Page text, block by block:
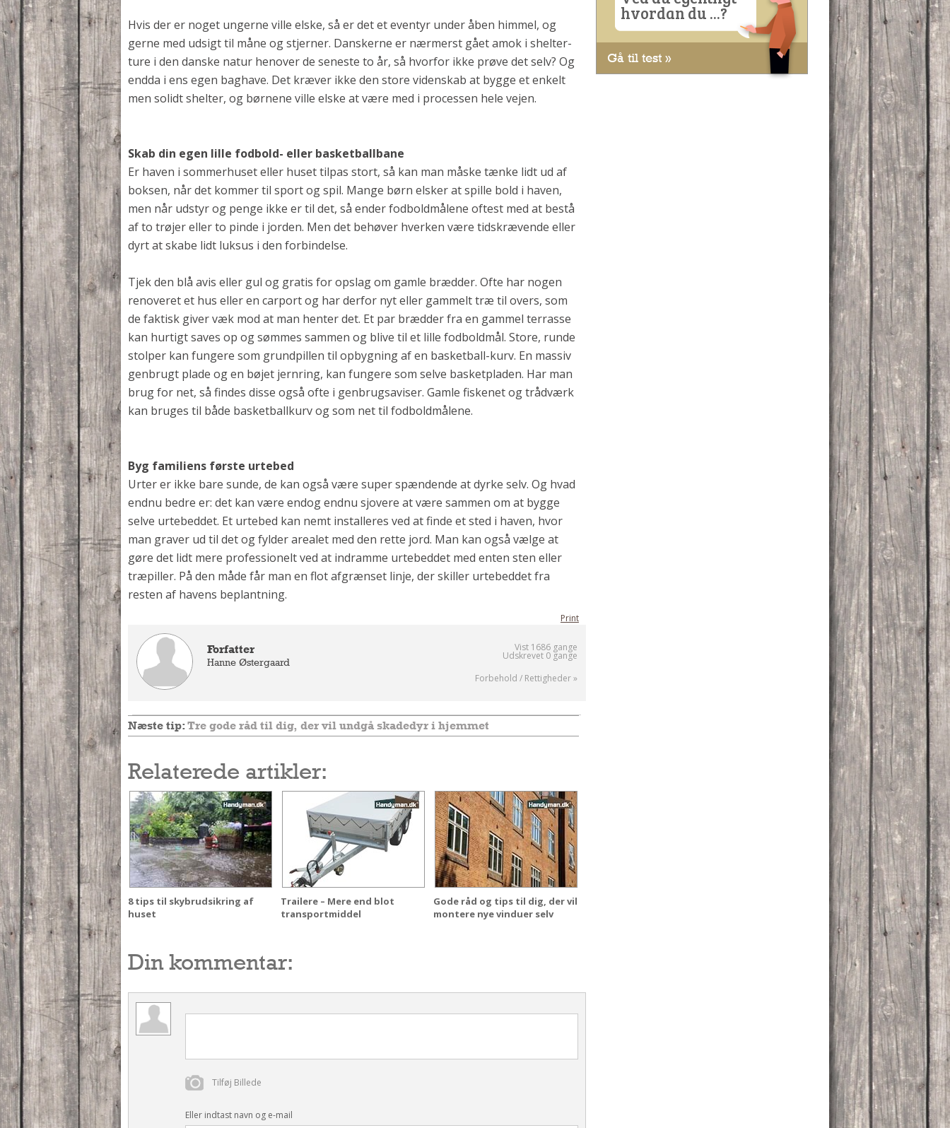
Hvis der er noget ungerne ville elske, så er det et eventyr under åben himmel, og
gerne med udsigt til måne og stjerner. Danskerne er nærmerst gået amok i shelter-
ture i den danske natur henover de seneste to år, så hvorfor ikke prøve det selv? Og
endda i ens egen baghave. Det kræver ikke den store videnskab at bygge et enkelt
men solidt shelter, og børnene ville elske at være med i processen hele vejen.
Skab din egen lille fodbold- eller basketballbane
Er haven i sommerhuset eller huset tilpas stort, så kan man måske tænke lidt ud af
boksen, når det kommer til sport og spil. Mange børn elsker at spille bold i haven,
men når udstyr og penge ikke er til det, så ender fodboldmålene oftest med at bestå
af to trøjer eller to pinde i jorden. Men det behøver hverken være tidskrævende eller
dyrt at skabe lidt luksus i den forbindelse.
Tjek den blå avis eller gul og gratis for opslag om gamle brædder. Ofte har nogen
renoveret et hus eller en carport og har derfor nyt eller gammelt træ til overs, som
de faktisk giver væk mod at man henter det. Et par brædder fra en gammel terrasse
kan hurtigt saves op og sømmes sammen og blive til et lille fodboldmål. Store, runde
stolper kan fungere som grundpillen til opbygning af en basketball-kurv. En massiv
genbrugt plade og en bøjet jernring, kan fungere som selve basketpladen. Har man
brug for net, så findes disse også ofte i genbrugsaviser. Gamle fiskenet og trådværk
kan bruges til både basketballkurv og som net til fodboldmålene.
Byg familiens første urtebed
Urter er ikke bare sunde, de kan også være super spændende at dyrke selv. Og hvad
endnu bedre er: det kan være endog endnu sjovere at være sammen om at bygge
selve urtebeddet. Et urtebed kan nemt installeres ved at finde et sted i haven, hvor
man graver ud til det og fylder arealet med den rette jord. Man kan også vælge at
gøre det lidt mere professionelt ved at indramme urtebeddet med enten sten eller
træpiller. På den måde får man en flot afgrænset linje, der skiller urtebeddet fra
resten af havens beplantning.
Print
Forfatter
Hanne Østergaard
Vist 1686 gange
Udskrevet 0 gange
Forbehold / Rettigheder »
Næste tip: Tre gode råd til dig, der vil undgå skadedyr i hjemmet
Relaterede artikler:
8 tips til skybrudsikring af
huset
Trailere – Mere end blot
transportmiddel
Gode råd og tips til dig, der vil
montere nye vinduer selv
Din kommentar:
Tilføj Billede
Eller indtast navn og e-mail
hvordan du ...?
Gå til test »